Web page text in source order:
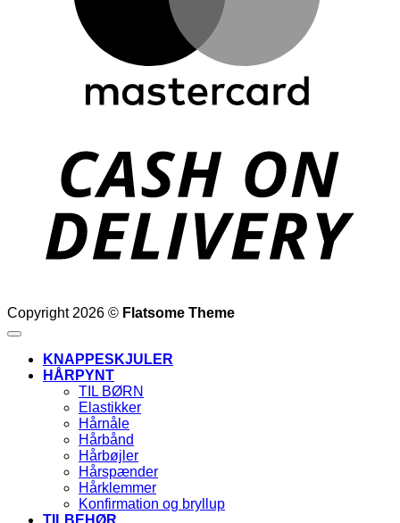
Copyright 2026 © Flatsome Theme
KNAPPESKJULER
HÅRPYNT
TIL BØRN
Elastikker
Hårnåle
Hårbånd
Hårbøjler
Hårspænder
Hårklemmer
Konfirmation og bryllup
TILBEHØR